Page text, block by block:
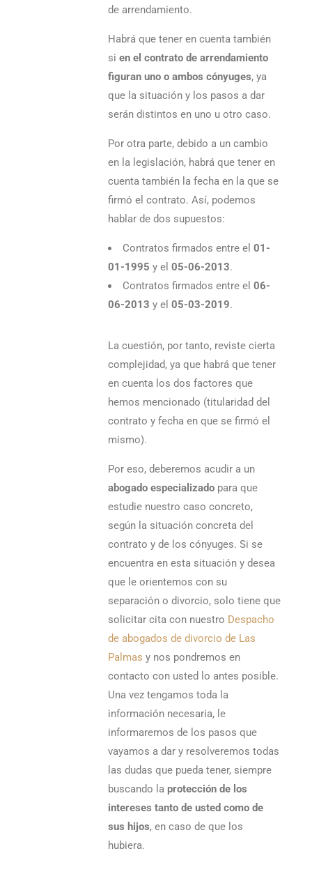
de arrendamiento.
Habrá que tener en cuenta también
si en el contrato de arrendamiento
figuran uno o ambos cónyuges, ya
que la situación y los pasos a dar
serán distintos en uno u otro caso.
Por otra parte, debido a un cambio
en la legislación, habrá que tener en
cuenta también la fecha en la que se
firmó el contrato. Así, podemos
hablar de dos supuestos:
Contratos firmados entre el 01-
01-1995 y el 05-06-2013.
Contratos firmados entre el 06-
06-2013 y el 05-03-2019.
La cuestión, por tanto, reviste cierta
complejidad, ya que habrá que tener
en cuenta los dos factores que
hemos mencionado (titularidad del
contrato y fecha en que se firmó el
mismo).
Por eso, deberemos acudir a un
abogado especializado para que
estudie nuestro caso concreto,
según la situación concreta del
contrato y de los cónyuges. Si se
encuentra en esta situación y desea
que le orientemos con su
separación o divorcio, solo tiene que
solicitar cita con nuestro Despacho
de abogados de divorcio de Las
Palmas y nos pondremos en
contacto con usted lo antes posible.
Una vez tengamos toda la
información necesaria, le
informaremos de los pasos que
vayamos a dar y resolveremos todas
las dudas que pueda tener, siempre
buscando la protección de los
intereses tanto de usted como de
sus hijos, en caso de que los
hubiera.